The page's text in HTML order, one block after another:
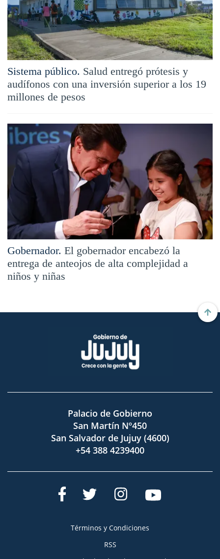
Sistema público. Salud entregó prótesis y
audífonos con una inversión superior a los 19
millones de pesos
Gobernador. El gobernador encabezó la
entrega de anteojos de alta complejidad a
niños y niñas
Palacio de Gobierno
San Martín Nº450
San Salvador de Jujuy (4600)
+54 388 4239400
Términos y Condiciones
RSS